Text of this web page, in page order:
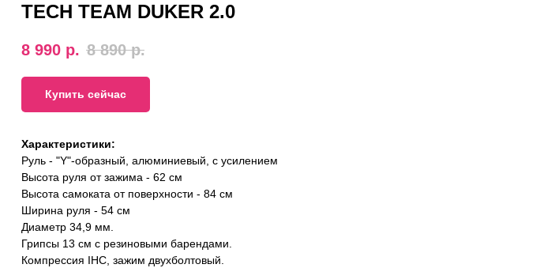
TECH TEAM DUKER 2.0
8 990 р. 8 890 р.
Купить сейчас
Характеристики:
Руль - "Y"-образный, алюминиевый, с усилением
Высота руля от зажима - 62 см
Высота самоката от поверхности - 84 см
Ширина руля - 54 см
Диаметр 34,9 мм.
Грипсы 13 см с резиновыми барендами.
Компрессия IHC, зажим двухболтовый.